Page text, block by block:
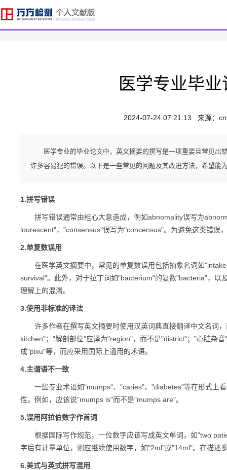
医学专业毕
2024-07-24 07:21:13 来源：
医学专业的毕业论文中，英文摘要的撰写是一项重要且常见
许多容易犯的错误。以下是一些常见的问题及其改进方法，希望能
1.拼写错误
拼写错误通常由粗心大意造成，例如abnomality误写为
lourescent"，"consensus"误写为"concensus"。为避免这类错误
2.单复数误用
在医学英文摘要中，常见的单复数误用包括抽象名词如
survival"。此外，对于拉丁词如"bacterium"的复数"bacteria"，以
理解上的混淆。
3.使用非标准的译法
许多作者在撰写英文摘要时使用汉英词典直接翻译中文名词，
kitchen"；"解剖部位"应译为"region"，而不是"district"；"心脏杂
成"pixu"等，而应采用国际上通用的术语。
4.主谓语不一致
一些专业术语如"mumps"、"caries"、"diabetes"等在形式上看
性。例如，应该说"mumps is"而不是"mumps are"。
5.误用阿拉伯数字作首词
根据国际写作规范，一位数字应该写成英文单词，如"two
字后有计量单位，则应继续使用数字，如"2ml"或"14ml"。在描述
6.美式与英式拼写混用